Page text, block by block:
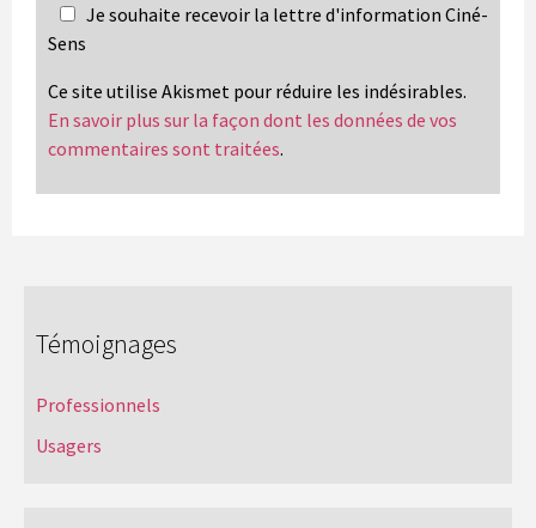
Je souhaite recevoir la lettre d'information Ciné-
Sens
Ce site utilise Akismet pour réduire les indésirables.
En savoir plus sur la façon dont les données de vos
commentaires sont traitées.
Témoignages
Professionnels
Usagers